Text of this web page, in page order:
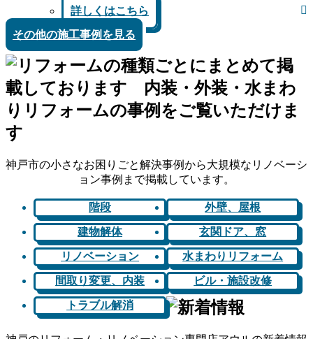
詳しくはこちら
その他の施工事例を見る
神戸市の小さなお困りごと解決事例から大規模なリノベーシ
ョン事例まで掲載しています。
階段 外壁、屋根
建物解体 玄関ドア、窓
リノベーション 水まわりリフォーム
間取り変更、内装 ビル・施設改修
トラブル解消